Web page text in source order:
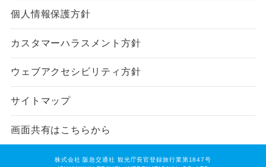
個人情報保護方針
カスタマーハラスメント方針
ウェブアクセシビリティ方針
サイトマップ
画面共有はこちらから
株式会社 阪急交通社 観光庁長官登録旅行業第1847号